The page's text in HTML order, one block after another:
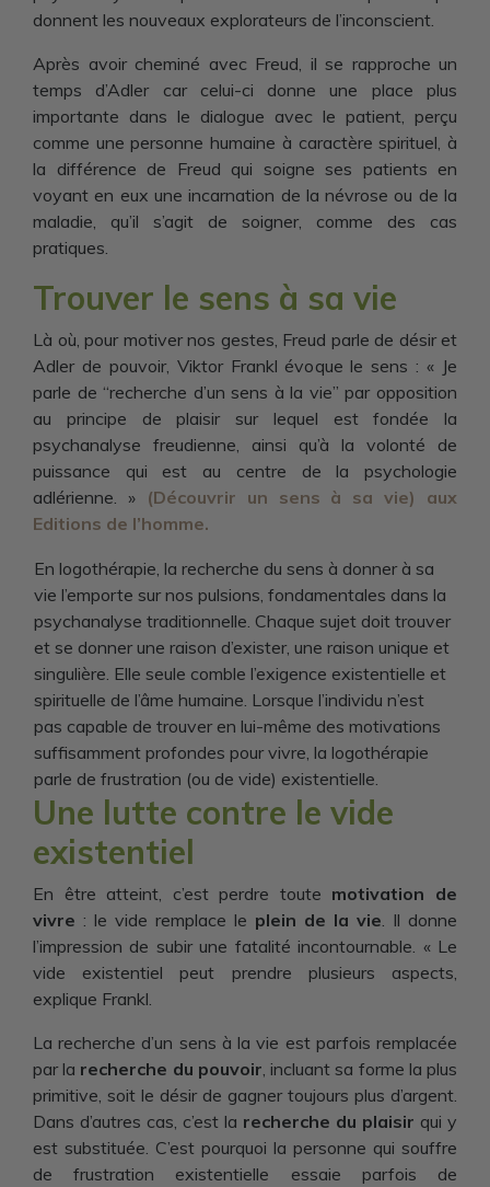
donnent les nouveaux explorateurs de l’inconscient.
Après avoir cheminé avec Freud, il se rapproche un
temps d’Adler car celui-ci donne une place plus
importante dans le dialogue avec le patient, perçu
comme une personne humaine à caractère spirituel, à
la différence de Freud qui soigne ses patients en
voyant en eux une incarnation de la névrose ou de la
maladie, qu’il s’agit de soigner, comme des cas
pratiques.
Trouver le sens à sa vie
Là où, pour motiver nos gestes, Freud parle de désir et
Adler de pouvoir, Viktor Frankl évoque le sens : « Je
parle de “recherche d’un sens à la vie” par opposition
au principe de plaisir sur lequel est fondée la
psychanalyse freudienne, ainsi qu’à la volonté de
puissance qui est au centre de la psychologie
adlérienne. » (Découvrir un sens à sa vie) aux
Editions de l’homme.
En logothérapie, la recherche du sens à donner à sa
vie l’emporte sur nos pulsions, fondamentales dans la
psychanalyse traditionnelle. Chaque sujet doit trouver
et se donner une raison d’exister, une raison unique et
singulière. Elle seule comble l’exigence existentielle et
spirituelle de l’âme humaine. Lorsque l’individu n’est
pas capable de trouver en lui-même des motivations
suffisamment profondes pour vivre, la logothérapie
parle de frustration (ou de vide) existentielle.
Une lutte contre le vide
existentiel
En être atteint, c’est perdre toute motivation de
vivre : le vide remplace le plein de la vie . Il donne
l’impression de subir une fatalité incontournable. « Le
vide existentiel peut prendre plusieurs aspects,
explique Frankl.
La recherche d’un sens à la vie est parfois remplacée
par la recherche du pouvoir , incluant sa forme la plus
primitive, soit le désir de gagner toujours plus d’argent.
Dans d’autres cas, c’est la recherche du plaisir qui y
est substituée. C’est pourquoi la personne qui souffre
de frustration existentielle essaie parfois de